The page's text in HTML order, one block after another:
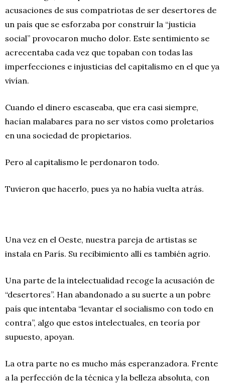
acusaciones de sus compatriotas de ser desertores de
un país que se esforzaba por construir la “justicia
social” provocaron mucho dolor. Este sentimiento se
acrecentaba cada vez que topaban con todas las
imperfecciones e injusticias del capitalismo en el que ya
vivían.
Cuando el dinero escaseaba, que era casi siempre,
hacían malabares para no ser vistos como proletarios
en una sociedad de propietarios.
Pero al capitalismo le perdonaron todo.
Tuvieron que hacerlo, pues ya no había vuelta atrás.
Una vez en el Oeste, nuestra pareja de artistas se
instala en París. Su recibimiento allí es también agrio.
Una parte de la intelectualidad recoge la acusación de
“desertores”. Han abandonado a su suerte a un pobre
país que intentaba “levantar el socialismo con todo en
contra”, algo que estos intelectuales, en teoría por
supuesto, apoyan.
La otra parte no es mucho más esperanzadora. Frente
a la perfección de la técnica y la belleza absoluta, con